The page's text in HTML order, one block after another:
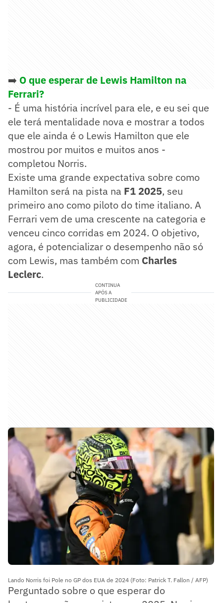
➡️ O que esperar de Lewis Hamilton na
Ferrari?
- É uma história incrível para ele, e eu sei que
ele terá mentalidade nova e mostrar a todos
que ele ainda é o Lewis Hamilton que ele
mostrou por muitos e muitos anos -
completou Norris.
Existe uma grande expectativa sobre como
Hamilton será na pista na F1 2025, seu
primeiro ano como piloto do time italiano. A
Ferrari vem de uma crescente na categoria e
venceu cinco corridas em 2024. O objetivo,
agora, é potencializar o desempenho não só
com Lewis, mas também com Charles
Leclerc.
CONTINUA
APÓS A
PUBLICIDADE
Lando Norris foi Pole no GP dos EUA de 2024 (Foto: Patrick T. Fallon / AFP)
Perguntado sobre o que esperar do